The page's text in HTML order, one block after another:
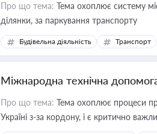
Про що тема: Тема охоплює систему
ділянки, за паркування транспорту
Будівельна діяльність Транспорт
Міжнародна технічна
Про що тема: Тема охоплює процеси
Україні з-за кордону, і є критично
інфраструктурних проєктів